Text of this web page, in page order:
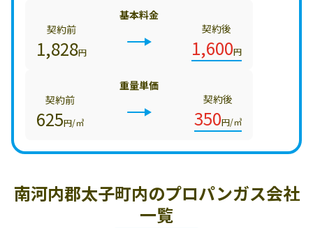
基本料金
契約前
1,828円
契約後
1,600円
重量単価
契約前
625円/㎥
契約後
350円/㎥
南河内郡太子町内のプロパンガス会社
一覧